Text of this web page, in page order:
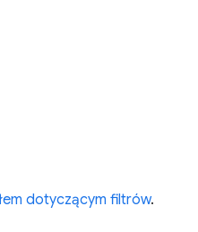
dotyczącym filtrów.